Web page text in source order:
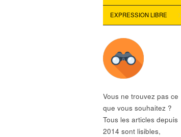
EXPRESSION LIBRE
Vous ne trouvez pas ce
que vous souhaitez ?
Tous les articles depuis
2014 sont lisibles,